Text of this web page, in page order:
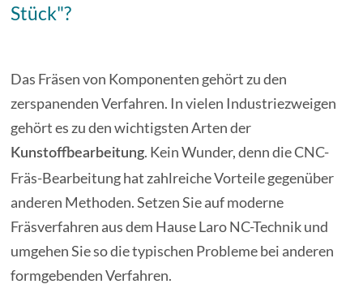
Stück"?
Das Fräsen von Komponenten gehört zu den
zerspanenden Verfahren. In vielen Industriezweigen
gehört es zu den wichtigsten Arten der
Kunstoffbearbeitung. Kein Wunder, denn die CNC-
Fräs-Bearbeitung hat zahlreiche Vorteile gegenüber
anderen Methoden. Setzen Sie auf moderne
Fräsverfahren aus dem Hause Laro NC-Technik und
umgehen Sie so die typischen Probleme bei anderen
formgebenden Verfahren.